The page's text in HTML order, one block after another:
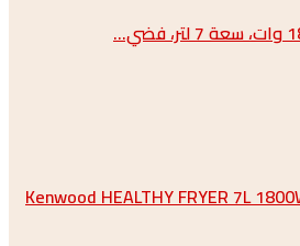
Kenwood HEALTHY